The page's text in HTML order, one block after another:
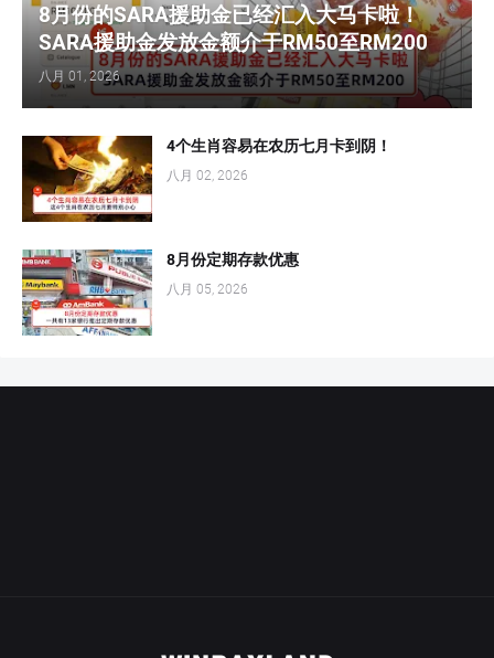
8月份的SARA援助金已经汇入大马卡啦！
SARA援助金发放金额介于RM50至RM200
八月 01, 2026
4个生肖容易在农历七月卡到阴！
八月 02, 2026
8月份定期存款优惠
八月 05, 2026